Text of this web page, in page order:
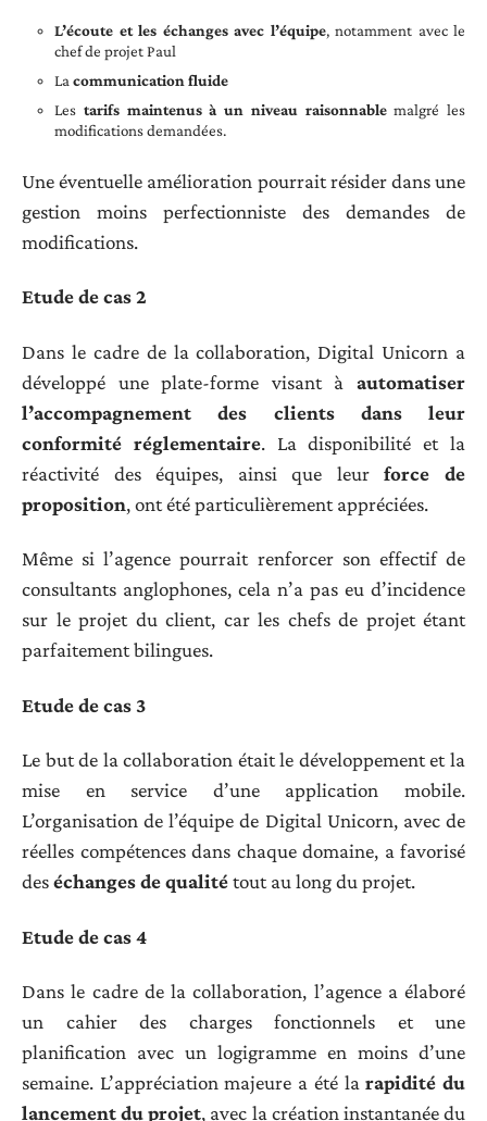
L’écoute et les échanges avec l’équipe, notamment avec le
chef de projet Paul
Lacommunication fluide
Les tarifs maintenus à un niveau raisonnablemalgré les
modifications demandées.
Une éventuelle amélioration pourrait résider dans une
gestion moins perfectionniste des demandes de
modifications.
Etude de cas 2
Dans le cadre de la collaboration, Digital Unicorn a
développé une plate-forme visant à automatiser
l’accompagnement des clients dans leur
conformité réglementaire. La disponibilité et la
réactivité des équipes, ainsi que leurforce de
proposition, ont été particulièrement appréciées.
Même si l’agence pourrait renforcer son effectif de
consultants anglophones, cela n’a pas eu d’incidence
sur le projet du client, car les chefs de projet étant
parfaitement bilingues.
Etude de cas 3
Le but de la collaboration était le développement et la
mise en service d’une application mobile.
L’organisation de l’équipe de Digital Unicorn, avec de
réelles compétences dans chaque domaine, a favorisé
deséchanges de qualitétout au long du projet.
Etude de cas 4
Dans le cadre de la collaboration, l’agence a élaboré
un cahier des charges fonctionnels et une
planification avec un logigramme en moins d’une
semaine. L’appréciation majeure a été larapidité du
lancement du projet, avec la création instantanée du